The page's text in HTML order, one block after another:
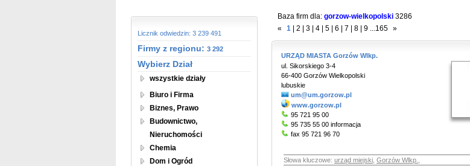
Licznik odwiedzin: 3 239 491
Firmy z regionu: 3 292
Wybierz Dział
wszystkie działy
Biuro i Firma
Biznes, Prawo
Budownictwo,
Nieruchomości
Chemia
Dom i Ogród
Baza firm dla: gorzow-wielkopolski 3286
«
1 2 3 4 5 6 7 8 9 ...165 »
URZĄD MIASTA Gorzów Wlkp.
ul. Sikorskiego 3-4
66-400 Gorzów Wielkopolski
lubuskie
um@um.gorzow.pl
www.gorzow.pl
95 721 95 00
95 735 55 00 informacja
fax 95 721 96 70
Słowa kluczowe: urząd miejski Gorzów Wlkp.